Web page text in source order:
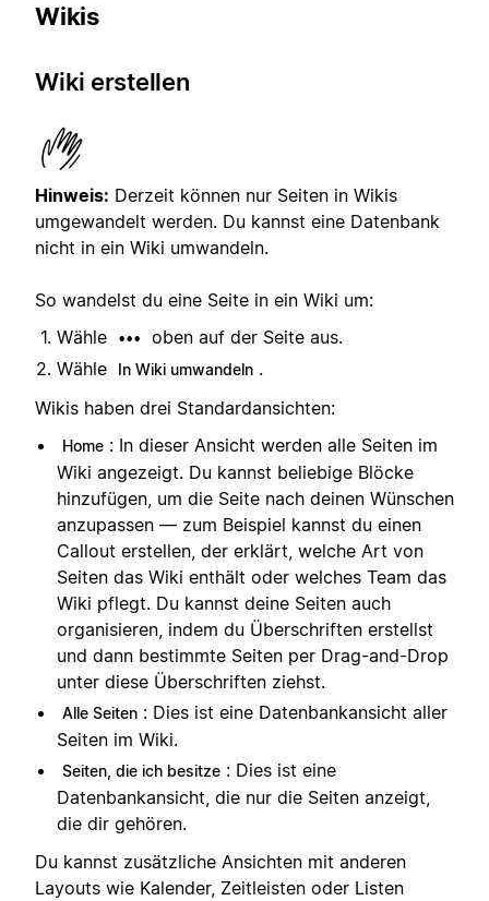
Wikis
Wiki erstellen
Hinweis: Derzeit können nur Seiten in Wikis
umgewandelt werden. Du kannst eine Datenbank
nicht in ein Wiki umwandeln.
So wandelst du eine Seite in ein Wiki um:
Wähle
•••
oben auf der Seite aus.
Wähle
In Wiki umwandeln .
Wikis haben drei Standardansichten:
Home : In dieser Ansicht werden alle Seiten im
Wiki angezeigt. Du kannst beliebige Blöcke
hinzufügen, um die Seite nach deinen Wünschen
anzupassen — zum Beispiel kannst du einen
Callout erstellen, der erklärt, welche Art von
Seiten das Wiki enthält oder welches Team das
Wiki pflegt. Du kannst deine Seiten auch
organisieren, indem du Überschriften erstellst
und dann bestimmte Seiten per Drag-and-Drop
unter diese Überschriften ziehst.
Alle Seiten : Dies ist eine Datenbankansicht aller
Seiten im Wiki.
Seiten, die ich besitze : Dies ist eine
Datenbankansicht, die nur die Seiten anzeigt,
die dir gehören.
Du kannst zusätzliche Ansichten mit anderen
Layouts wie Kalender, Zeitleisten oder Listen